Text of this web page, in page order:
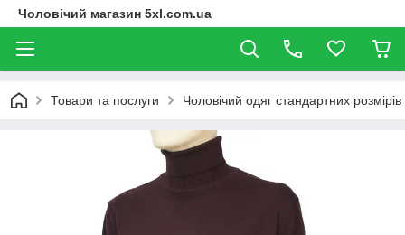
Чоловічий магазин 5xl.com.ua
Товари та послуги Чоловічий одяг стандартних розмірів